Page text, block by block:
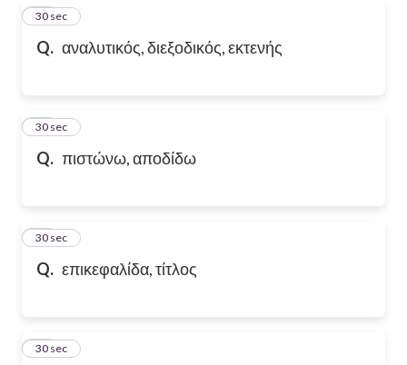
Q. αναλυτικός, διεξοδικός, εκτενής
31
30 sec
Q. πιστώνω, αποδίδω
32
30 sec
Q. επικεφαλίδα, τίτλος
33
30 sec
34
30 sec